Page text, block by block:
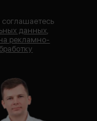
соглашаетесь
данных,
рекламно-